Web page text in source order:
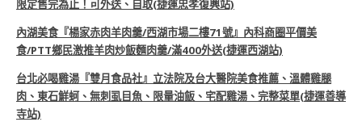
限定售完為止！可外送、自取(捷運忠孝復興站)
內湖美食『楊家赤肉羊肉羹/西湖市場二樓71號』內科商圈平價美
食/PTT鄉民激推羊肉炒飯麵肉羹/滿400外送(捷運西湖站)
台北必喝雞湯『雙月食品社』立法院及台大醫院美食推薦、溫體雞腿
肉、東石鮮蚵、無刺虱目魚、限量油飯、宅配雞湯、完整菜單(捷運善導
寺站)